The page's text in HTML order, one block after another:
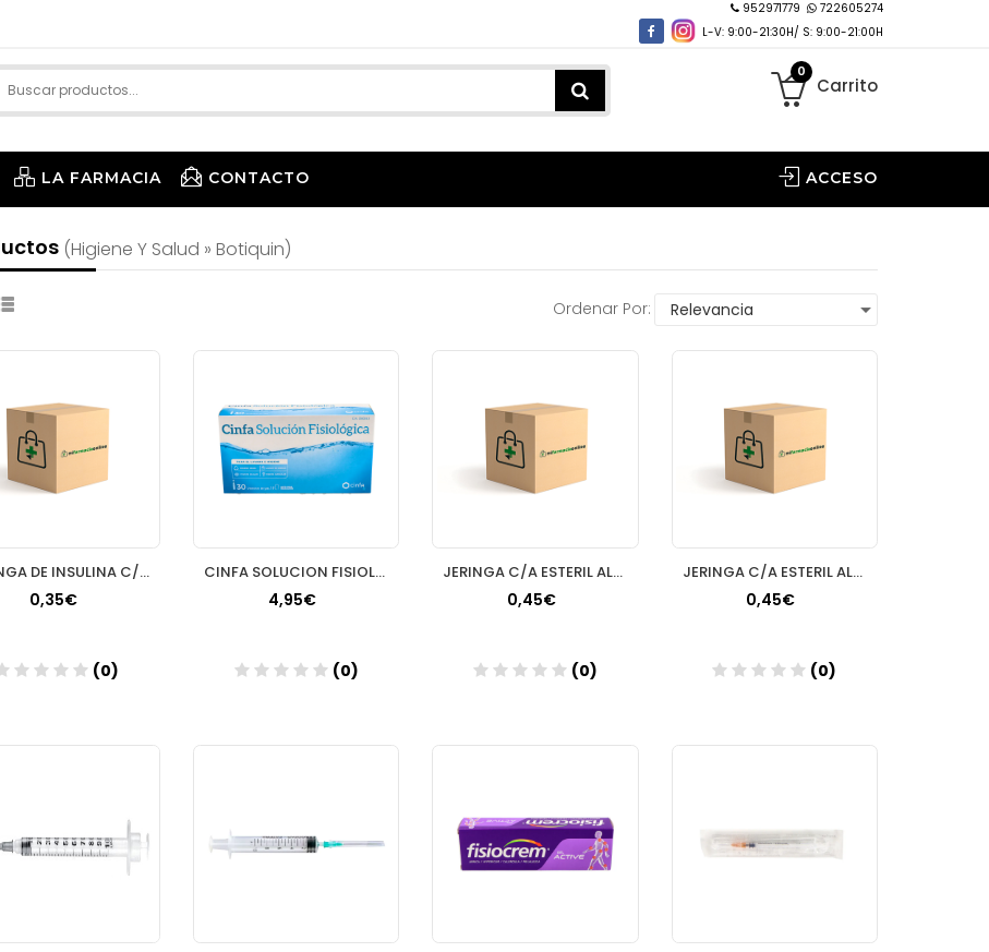
952971779
722605274
L-V: 9:00-21:30H/ S: 9:00-21:00H
0
Carrito
LA FARMACIA CONTACTO ACCESO
(higiene Y Salud » Botiquin)
Ordenar Por:
JERINGA DE INSULINA C/A ESTERIL ALVITA 1 ML 25 G 5/8: 05 X 16 MM
0,35€
(0)
CINFA SOLUCION FISIOLOGICA MONODOSIS 5 ML 30 U
4,95€
(0)
JERINGA C/A ESTERIL ALVITA 5 ML 21 G 1 1/2" (08 X 40 MM)
0,45€
(0)
JERINGA C/A ESTERIL ALVITA 25 ML 21 G 1 1/2" (08 X 40 MM)
0,45€
(0)